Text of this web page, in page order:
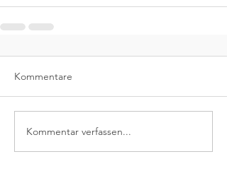
Kommentare
Kommentar verfassen...